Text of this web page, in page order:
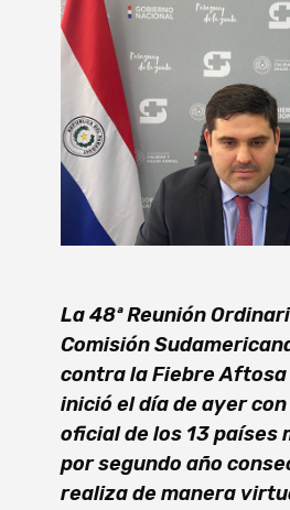
La 48ª Reunión
Comisión
contra la Fiebre Aftosa
inició el día de ayer
oficial de los 13 países
por segundo año
realiza de manera